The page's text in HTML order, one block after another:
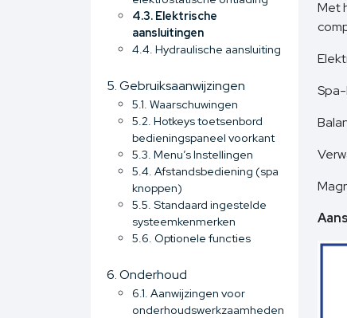
4.3. Elektrische
aansluitingen
4.4. Hydraulische aansluiting
5. Gebruiksaanwijzingen
5.1. Waarschuwingen
5.2. Hotkeys toetsenbord
bedieningspaneel voorkant
5.3. Menu’s Instellingen
5.4. Afstandsbediening (spa
knoppen)
5.5. Standaard ingestelde
systeemkenmerken
5.6. Optionele functies
6. Onderhoud
6.1. Aanwijzingen voor
onderhoudswerkzaamheden
Met